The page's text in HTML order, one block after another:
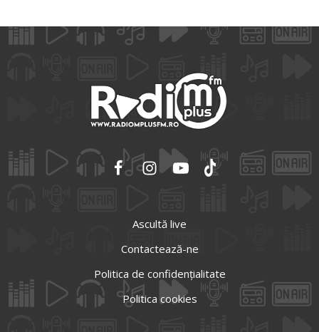
Ascultă live
Contactează-ne
Politica de confidențialitate
Politica cookies